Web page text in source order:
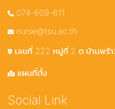
074-609-611
nurse@tsu.ac.th
เลขที่ 222 หมู่ที่ 2 ต.บ้านพร้
แผนที่ตั้ง
Social Link